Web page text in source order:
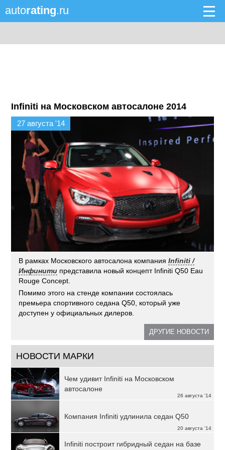
autorating.ru
Infiniti на Московском автосалоне 2014
27 августа '14
В рамках Московского автосалона компанияInfiniti /
Инфинити представила новый концепт Infiniti Q50 Eau
Rouge Concept.
Помимо этого на стенде компании состоялась
премьера спортивного седана Q50, который уже
доступен у официальных дилеров.
ДРУГИЕ НОВОСТИ
НОВОСТИ МАРКИ
26 августа '14
Чем удивит Infiniti на Московском
автосалоне
20 августа '14
Компания Infiniti удлинила седан Q50
Infiniti построит гибридный седан на базе